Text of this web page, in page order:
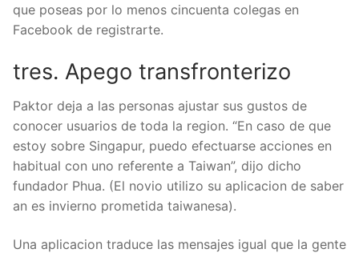
que poseas por lo menos cincuenta colegas en
Facebook de registrarte.
tres. Apego transfronterizo
Paktor deja a las personas ajustar sus gustos de
conocer usuarios de toda la region. “En caso de que
estoy sobre Singapur, puedo efectuarse acciones en
habitual con uno referente a Taiwan”, dijo dicho
fundador Phua. (El novio utilizo su aplicacion de saber
an es invierno prometida taiwanesa).
Una aplicacion traduce las mensajes igual que la gente